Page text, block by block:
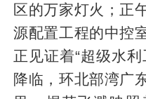
区的万家灯火；正
源配置工程的中控
正见证着“超级水
降临，环北部湾广